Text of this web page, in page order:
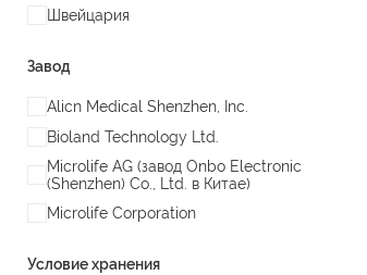
Швейцария
Завод
Alicn Medical Shenzhen, Inc.
Bioland Technology Ltd.
Microlife AG (завод Onbo Electronic
(Shenzhen) Co., Ltd. в Китае)
Microlife Corporation
Условие хранения